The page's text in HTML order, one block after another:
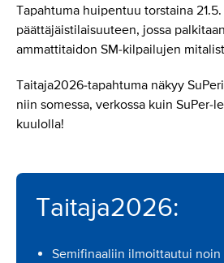
Tapahtuma huipentuu torstaina 21.5.
päättäjäistilaisuuteen, jossa
ammattitaidon SM-kilpailujen
Taitaja2026-tapahtuma näkyy
niin somessa, verkossa kuin SuPer-
kuulolla!
Taitaja2026:
Semifinaaliin ilmoittautui noin